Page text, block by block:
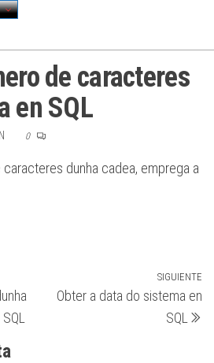
de caracteres
en SQL
0
dunha cadea, emprega a
SIGUIENTE
Obter a data do sistema en
SQL